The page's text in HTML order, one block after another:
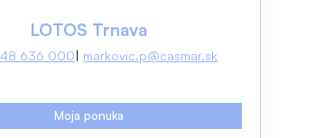
LOTOS Trnava
636 000 markovic.p@casmar.sk
Moja ponuka